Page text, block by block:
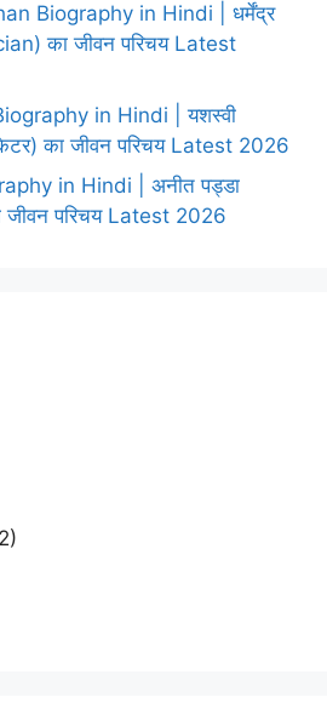
Biography in Hindi | धर्मेंद्र
का जीवन परिचय Latest
in Hindi | यशस्वी
का जीवन परिचय Latest 2026
in Hindi | अनीत पड्डा
परिचय Latest 2026